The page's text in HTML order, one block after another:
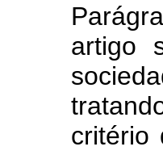
artigo
critério